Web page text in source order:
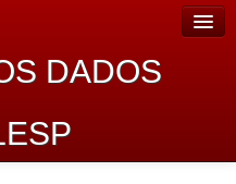
DADOS